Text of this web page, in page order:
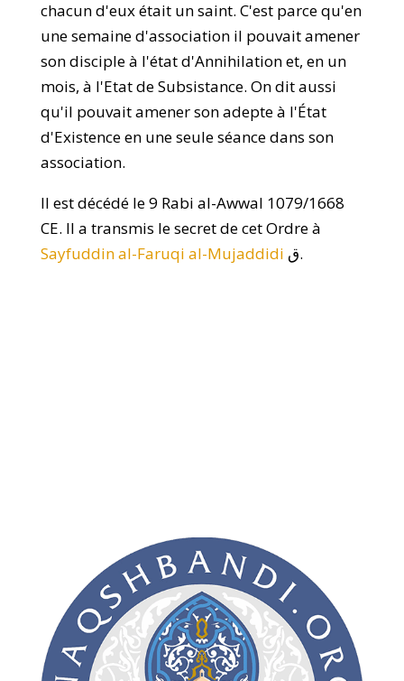
chacun d'eux était un saint. C'est parce qu'en
une semaine d'association il pouvait amener
son disciple à l'état d'Annihilation et, en un
mois, à l'Etat de Subsistance. On dit aussi
qu'il pouvait amener son adepte à l'État
d'Existence en une seule séance dans son
association.
Il est décédé le 9 Rabi al-Awwal 1079/1668
CE. Il a transmis le secret de cet Ordre à
Sayfuddin al-Faruqi al-Mujaddidi
ق.